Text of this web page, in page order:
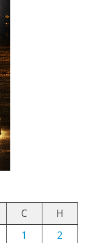
С
Н
1
2